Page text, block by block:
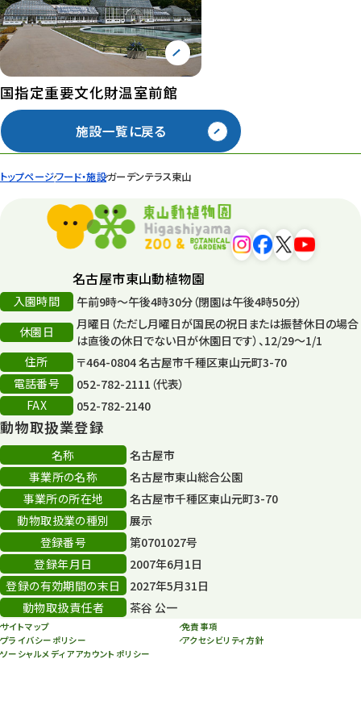
トップページフード・施設ガーデンテラス東山
国指定重要文化財温室前館
施設一覧に戻る
名古屋市東山動植物園
入園時間
午前9時～午後4時30分（閉園は午後4時50分）
休園日
月曜日（ただし月曜日が国民の祝日または振替休日の場合
は直後の休日でない日が休園日です）、12/29～1/1
住所
〒464-0804 名古屋市千種区東山元町3-70
電話番号
052-782-2111（代表）
FAX
052-782-2140
動物取扱業登録
名称
名古屋市
事業所の名称
名古屋市東山総合公園
事業所の所在地
名古屋市千種区東山元町3-70
動物取扱業の種別
展示
登録番号
第0701027号
登録年月日
2007年6月1日
登録の有効期間の末日
2027年5月31日
動物取扱責任者
茶谷 公一
サイトマップ
免責事項
プライバシーポリシー
アクセシビリティ方針
ソーシャルメディアアカウントポリシー